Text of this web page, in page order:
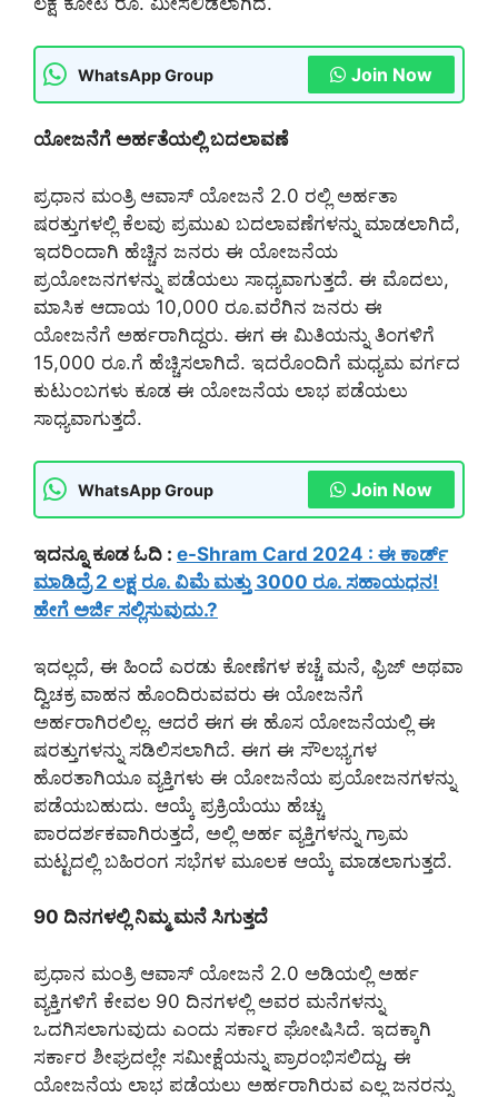
WhatsApp Group Join Now
ಯೋಜನೆಗೆ ಅರ್ಹತೆಯಲ್ಲಿ ಬದಲಾವಣೆ
ಪ್ರಧಾನ ಮಂತ್ರಿ ಆವಾಸ್ ಯೋಜನೆ 2.0 ರಲ್ಲಿ ಅರ್ಹತಾ
ಷರತ್ತುಗಳಲ್ಲಿ ಕೆಲವು ಪ್ರಮುಖ ಬದಲಾವಣೆಗಳನ್ನು ಮಾಡಲಾಗಿದೆ,
ಇದರಿಂದಾಗಿ ಹೆಚ್ಚಿನ ಜನರು ಈ ಯೋಜನೆಯ
ಪ್ರಯೋಜನಗಳನ್ನು ಪಡೆಯಲು ಸಾಧ್ಯವಾಗುತ್ತದೆ. ಈ ಮೊದಲು,
ಮಾಸಿಕ ಆದಾಯ 10,000 ರೂ.ವರೆಗಿನ ಜನರು ಈ
ಯೋಜನೆಗೆ ಅರ್ಹರಾಗಿದ್ದರು. ಈಗ ಈ ಮಿತಿಯನ್ನು ತಿಂಗಳಿಗೆ
15,000 ರೂ.ಗೆ ಹೆಚ್ಚಿಸಲಾಗಿದೆ. ಇದರೊಂದಿಗೆ ಮಧ್ಯಮ ವರ್ಗದ
ಕುಟುಂಬಗಳು ಕೂಡ ಈ ಯೋಜನೆಯ ಲಾಭ ಪಡೆಯಲು
ಸಾಧ್ಯವಾಗುತ್ತದೆ.
WhatsApp Group Join Now
ಇದನ್ನೂ ಕೂಡ ಓದಿ : e-Shram Card 2024 : ಈ ಕಾರ್ಡ್
ಮಾಡಿದ್ರೆ 2 ಲಕ್ಷ ರೂ. ವಿಮೆ ಮತ್ತು 3000 ರೂ. ಸಹಾಯಧನ!
ಹೇಗೆ ಅರ್ಜಿ ಸಲ್ಲಿಸುವುದು.?
ಇದಲ್ಲದೆ, ಈ ಹಿಂದೆ ಎರಡು ಕೋಣೆಗಳ ಕಚ್ಚೆ ಮನೆ, ಫ್ರಿಜ್ ಅಥವಾ
ದ್ವಿಚಕ್ರ ವಾಹನ ಹೊಂದಿರುವವರು ಈ ಯೋಜನೆಗೆ
ಅರ್ಹರಾಗಿರಲಿಲ್ಲ. ಆದರೆ ಈಗ ಈ ಹೊಸ ಯೋಜನೆಯಲ್ಲಿ ಈ
ಷರತ್ತುಗಳನ್ನು ಸಡಿಲಿಸಲಾಗಿದೆ. ಈಗ ಈ ಸೌಲಭ್ಯಗಳ
ಹೊರತಾಗಿಯೂ ವ್ಯಕ್ತಿಗಳು ಈ ಯೋಜನೆಯ ಪ್ರಯೋಜನಗಳನ್ನು
ಪಡೆಯಬಹುದು. ಆಯ್ಕೆ ಪ್ರಕ್ರಿಯೆಯು ಹೆಚ್ಚು
ಪಾರದರ್ಶಕವಾಗಿರುತ್ತದೆ, ಅಲ್ಲಿ ಅರ್ಹ ವ್ಯಕ್ತಿಗಳನ್ನು ಗ್ರಾಮ
ಮಟ್ಟದಲ್ಲಿ ಬಹಿರಂಗ ಸಭೆಗಳ ಮೂಲಕ ಆಯ್ಕೆ ಮಾಡಲಾಗುತ್ತದೆ.
90 ದಿನಗಳಲ್ಲಿ ನಿಮ್ಮ ಮನೆ ಸಿಗುತ್ತದೆ
ಪ್ರಧಾನ ಮಂತ್ರಿ ಆವಾಸ್ ಯೋಜನೆ 2.0 ಅಡಿಯಲ್ಲಿ ಅರ್ಹ
ವ್ಯಕ್ತಿಗಳಿಗೆ ಕೇವಲ 90 ದಿನಗಳಲ್ಲಿ ಅವರ ಮನೆಗಳನ್ನು
ಒದಗಿಸಲಾಗುವುದು ಎಂದು ಸರ್ಕಾರ ಘೋಷಿಸಿದೆ. ಇದಕ್ಕಾಗಿ
ಸರ್ಕಾರ ಶೀಘ್ರದಲ್ಲೇ ಸಮೀಕ್ಷೆಯನ್ನು ಪ್ರಾರಂಭಿಸಲಿದ್ದು, ಈ
ಯೋಜನೆಯ ಲಾಭ ಪಡೆಯಲು ಅರ್ಹರಾಗಿರುವ ಎಲ್ಲ ಜನರನ್ನು